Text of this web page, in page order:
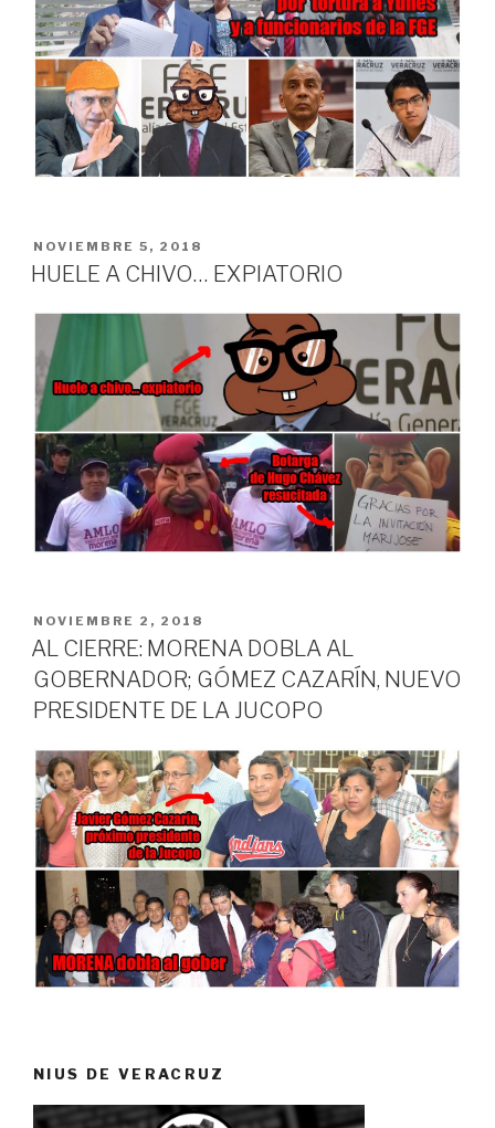
PUBLICADO
EN
NOVIEMBRE 5, 2018
HUELE A CHIVO… EXPIATORIO
PUBLICADO
EN
NOVIEMBRE 2, 2018
AL CIERRE: MORENA DOBLA AL
GOBERNADOR; GÓMEZ CAZARÍN, NUEVO
PRESIDENTE DE LA JUCOPO
NIUS DE VERACRUZ